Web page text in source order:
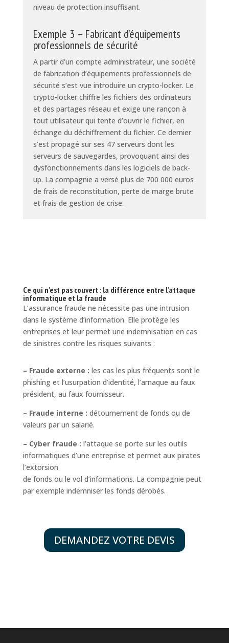
niveau de protection insuffisant.
Exemple 3 – Fabricant d’équipements
professionnels de sécurité
A partir d’un compte administrateur, une société
de fabrication d’équipements professionnels de
sécurité s’est vue introduire un crypto-locker. Le
crypto-locker chiffre les fichiers des ordinateurs
et des partages réseau et exige une rançon à
tout utilisateur qui tente d’ouvrir le fichier, en
échange du déchiffrement du fichier. Ce dernier
s’est propagé sur ses 47 serveurs dont les
serveurs de sauvegardes, provoquant ainsi des
dysfonctionnements dans les logiciels de back-
up. La compagnie a versé plus de 700 000 euros
de frais de reconstitution, perte de marge brute
et frais de gestion de crise.
Ce qui n’est pas couvert : la différence entre l’attaque
informatique et la fraude
L’assurance fraude ne nécessite pas une intrusion
dans le système d’information. Elle protège les
entreprises et leur permet une indemnisation en cas
de sinistres contre les risques suivants :
– Fraude externe : les cas les plus fréquents sont le
phishing et l’usurpation d’identité, l’arnaque au faux
président, au faux fournisseur.
– Fraude interne : détournement de fonds ou de
valeurs par un salarié.
– Cyber fraude : l’attaque se porte sur les outils
informatiques d’une entreprise et permet aux pirates
l’extorsion
de fonds ou le vol d’informations. La compagnie peut
par exemple indemniser les fonds dérobés.
DEMANDEZ VOTRE DEVIS